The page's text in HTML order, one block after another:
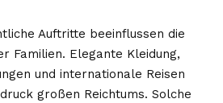
Auftritte beeinflussen die
Familien. Elegante Kleidung,
und internationale Reisen
großen Reichtums. Solche